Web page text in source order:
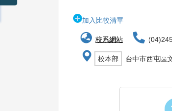
加入比較清單
校系網站
校本部 台中市西屯區